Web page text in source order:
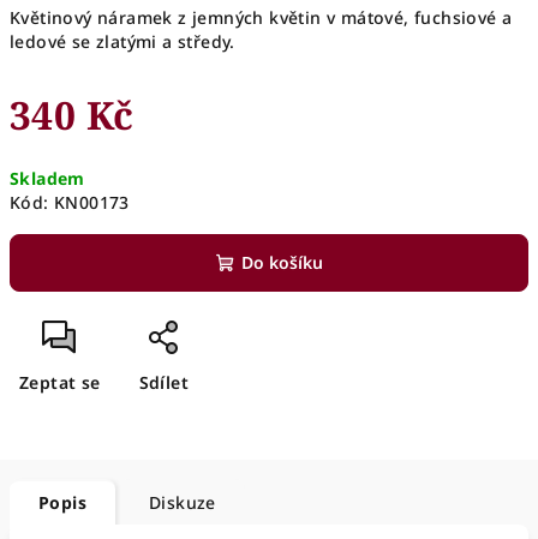
Květinový náramek z jemných květin v mátové, fuchsiové a
ledové se zlatými a středy.
340 Kč
cena:
Skladem
Kód: KN00173
Do košíku
Zeptat se Sdílet
Popis Diskuze